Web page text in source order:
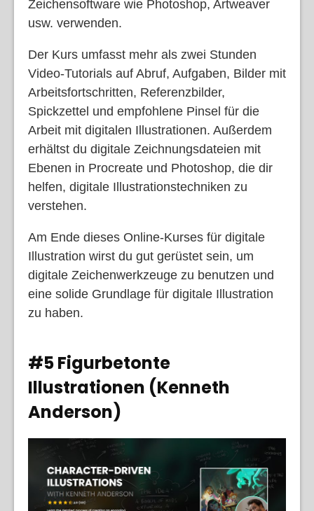
Zeichensoftware wie Photoshop, Artweaver
usw. verwenden.
Der Kurs umfasst mehr als zwei Stunden
Video-Tutorials auf Abruf, Aufgaben, Bilder mit
Arbeitsfortschritten, Referenzbilder,
Spickzettel und empfohlene Pinsel für die
Arbeit mit digitalen Illustrationen. Außerdem
erhältst du digitale Zeichnungsdateien mit
Ebenen in Procreate und Photoshop, die dir
helfen, digitale Illustrationstechniken zu
verstehen.
Am Ende dieses Online-Kurses für digitale
Illustration wirst du gut gerüstet sein, um
digitale Zeichenwerkzeuge zu benutzen und
eine solide Grundlage für digitale Illustration
zu haben.
#5 Figurbetonte
Illustrationen (Kenneth
Anderson)